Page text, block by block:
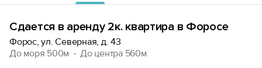
Сдается в аренду 2к. квартира в Форосе
Форос, ул. Северная, д. 43
До моря 500м
До центра 560м